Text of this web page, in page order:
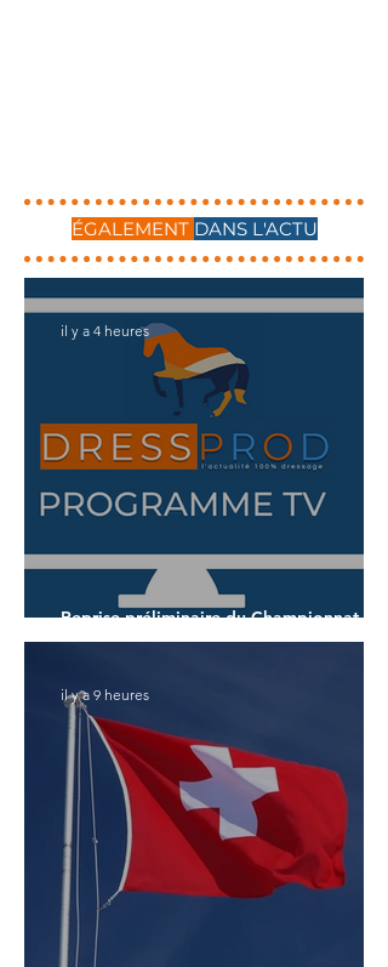
ÉGALEMENT DANS L'ACTU
Reprise préliminaire du Championnat du
Monde des 7 ans
il y a 4 heures
il y a 9 heures